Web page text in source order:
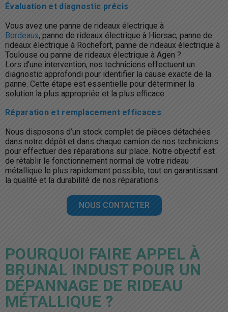
Évaluation et diagnostic précis
Vous avez une panne de rideaux électrique à
Bordeaux, panne de rideaux électrique à Hiersac, panne de
rideaux électrique à Rochefort, panne de rideaux électrique à
Toulouse ou panne de rideaux électrique à Agen ?
Lors d’une intervention, nos techniciens effectuent un
diagnostic approfondi pour identifier la cause exacte de la
panne. Cette étape est essentielle pour déterminer la
solution la plus appropriée et la plus efficace.
Réparation et remplacement efficaces
Nous disposons d’un stock complet de pièces détachées
dans notre dépôt et dans chaque camion de nos techniciens
pour effectuer des réparations sur place. Notre objectif est
de rétablir le fonctionnement normal de votre rideau
métallique le plus rapidement possible, tout en garantissant
la qualité et la durabilité de nos réparations.
NOUS CONTACTER
POURQUOI FAIRE APPEL À
BRUNAL INDUST POUR UN
DÉPANNAGE DE RIDEAU
MÉTALLIQUE ?